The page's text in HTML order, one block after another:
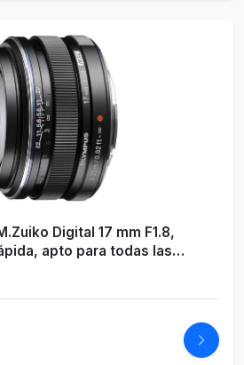
Digital 17 mm F1.8,
apto para todas las
Olympus OM-D & PEN,